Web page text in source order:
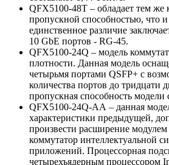
QFX5100-48Т – обладает тем же
пропускной способностью, что
единственное различие
10 GbE портов - RG-45.
QFX5100-24Q – модель
плотности. Данная модель
четырьмя портами QSFP+ с
количества портов до тридцати
пропускная способность модели
QFX5100-24Q-АА – данная
характеристики предыдущей,
произвести расширение модулем
коммутатор интеллектуальной
приложений. Процессорная
четырехъядерным процессором